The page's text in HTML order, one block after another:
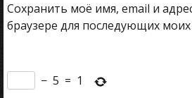
Сохранить моё имя, email и
браузере для последующих
− 5 = 1